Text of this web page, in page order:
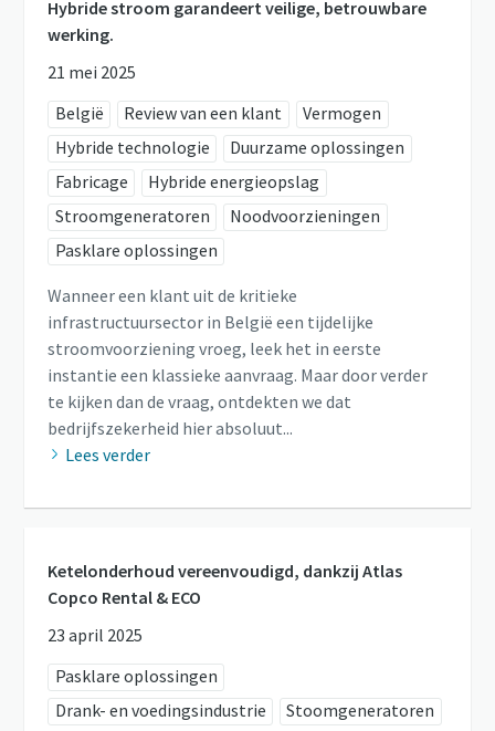
Hybride stroom garandeert veilige, betrouwbare
werking.
21 mei 2025
België
Review van een klant
Vermogen
Hybride technologie
Duurzame oplossingen
Fabricage
Hybride energieopslag
Stroomgeneratoren
Noodvoorzieningen
Pasklare oplossingen
Wanneer een klant uit de kritieke
infrastructuursector in België een tijdelijke
stroomvoorziening vroeg, leek het in eerste
instantie een klassieke aanvraag. Maar door verder
te kijken dan de vraag, ontdekten we dat
bedrijfszekerheid hier absoluut...
Lees verder
Ketelonderhoud vereenvoudigd, dankzij Atlas
Copco Rental & ECO
23 april 2025
Pasklare oplossingen
Drank- en voedingsindustrie
Stoomgeneratoren